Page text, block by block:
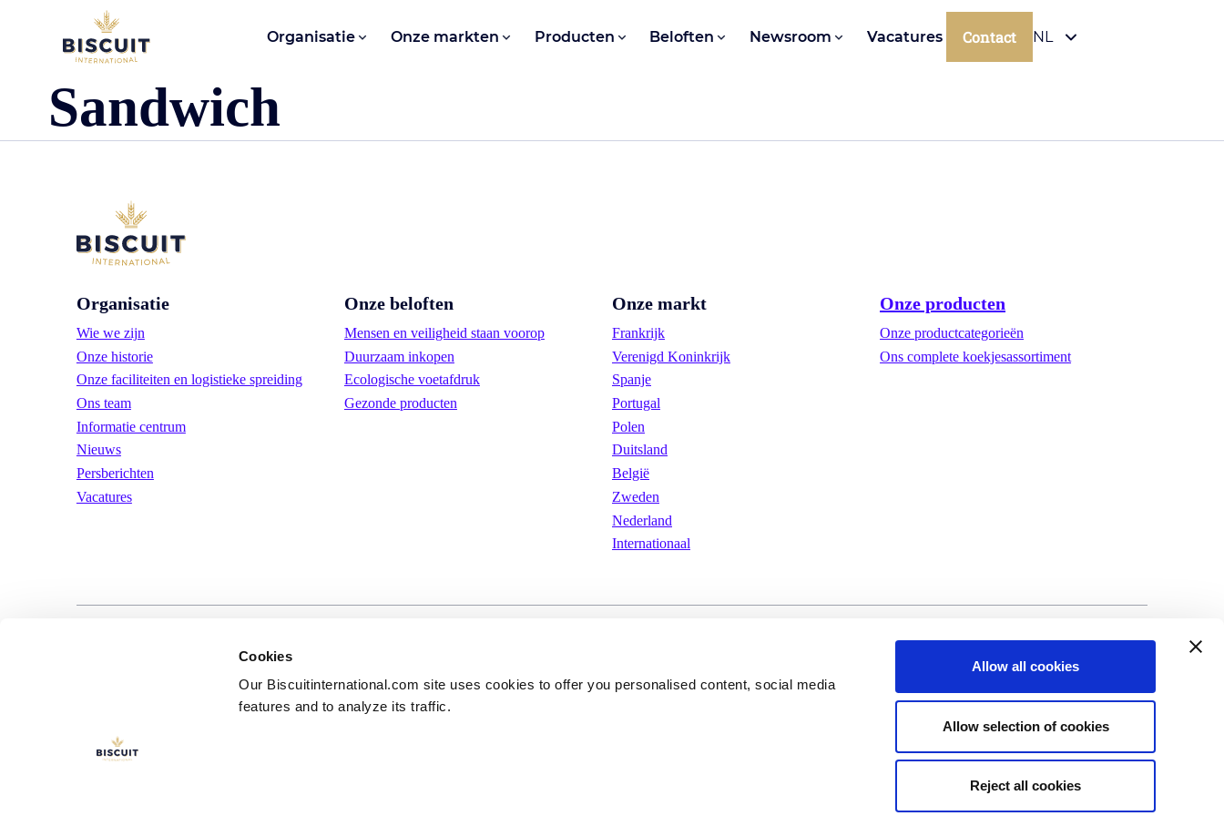
Cookies
Our Biscuitinternational.com site uses cookies to offer you personalised content, social media
features and to analyze its traffic.
Allow all cookies
Allow selection of cookies
Reject all cookies
Aller au contenu Organisatie Onze markten Producten Beloften Newsroom Vacatures Contact NL
Sandwich
Organisatie
Wie we zijn
Onze historie
Onze faciliteiten en logistieke spreiding
Ons team
Informatie centrum
Nieuws
Persberichten
Vacatures
Onze beloften
Mensen en veiligheid staan voorop
Duurzaam inkopen
Ecologische voetafdruk
Gezonde producten
Onze markt
Frankrijk
Verenigd Koninkrijk
Spanje
Portugal
Polen
Duitsland
België
Zweden
Nederland
Internationaal
Onze producten
Onze productcategorieën
Ons complete koekjesassortiment
©Biscuit International 2023